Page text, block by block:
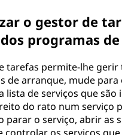
o gestor de
programas
tarefas permite-lhe
de arranque, mude
lista de serviços que
do rato num serviço
parar o serviço, abrir